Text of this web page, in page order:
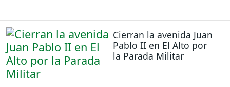
Cierran la avenida Juan
Pablo II en El Alto por
la Parada Militar